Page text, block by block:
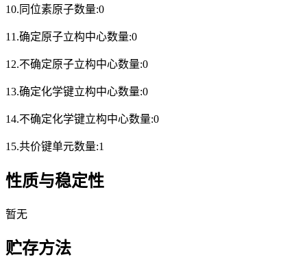
10.同位素原子数量:0
11.确定原子立构中心数量:0
12.不确定原子立构中心数量:0
13.确定化学键立构中心数量:0
14.不确定化学键立构中心数量:0
15.共价键单元数量:1
性质与稳定性
暂无
贮存方法